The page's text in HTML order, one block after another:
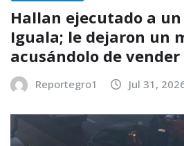
Hallan ejecutado a
Iguala; le dejaron un
acusándolo de vender
Reportegro1 Jul 31,